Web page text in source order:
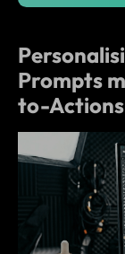
Prompts
to-Actions